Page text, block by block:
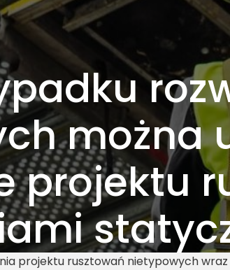
można
projektu
projektu rusztowań nietypowych